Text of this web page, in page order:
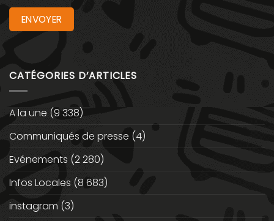
CATÉGORIES D’ARTICLES
A la une (9 338)
Communiqués de presse (4)
Evénements (2 280)
Infos Locales (8 683)
instagram (3)